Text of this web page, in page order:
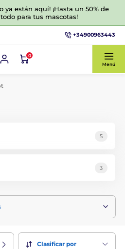
ya están aquí! ¡Hasta un 50% de
para tus mascotas!
+34900963443
0
Menú
5
3
Clasificar por